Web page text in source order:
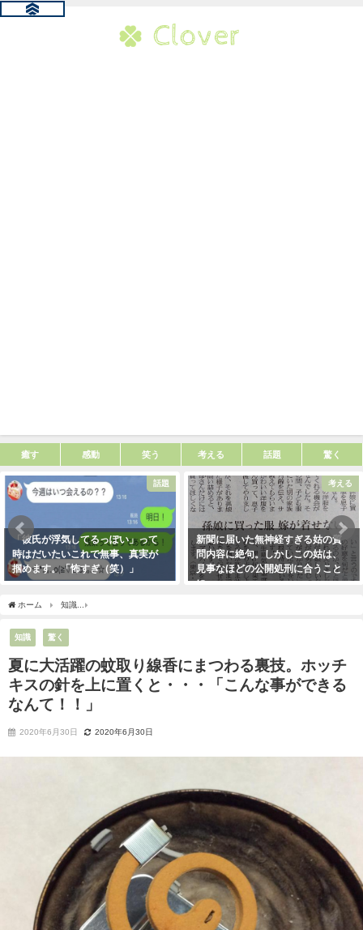
癒す 感動 笑う 考える 話題 驚く
話題
「彼氏が浮気してるっぽい」って
時はだいたいこれで無事、真実が
掴めます。「怖すぎ（笑）」
考える
新聞に届いた無神経すぎる姑の質
問内容に絶句。しかしこの姑は、
見事なほどの公開処刑に合うこと
に・・・
ホーム 知識
知識 驚く
夏に大活躍の蚊取り線香にまつわる裏技。ホッチ
キスの針を上に置くと・・・「こんな事ができる
なんて！！」
2020年6月30日 2020年6月30日